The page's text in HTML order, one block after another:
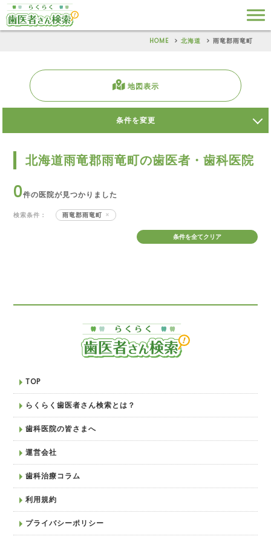
HOME 北海道 雨竜郡雨竜町
地図表示
条件を変更
北海道雨竜郡雨竜町の歯医者・歯科医院
0件の医院が見つかりました
検索条件： 雨竜郡雨竜町
条件を全てクリア
TOP
らくらく歯医者さん検索とは？
歯科医院の皆さまへ
運営会社
歯科治療コラム
利用規約
プライバシーポリシー